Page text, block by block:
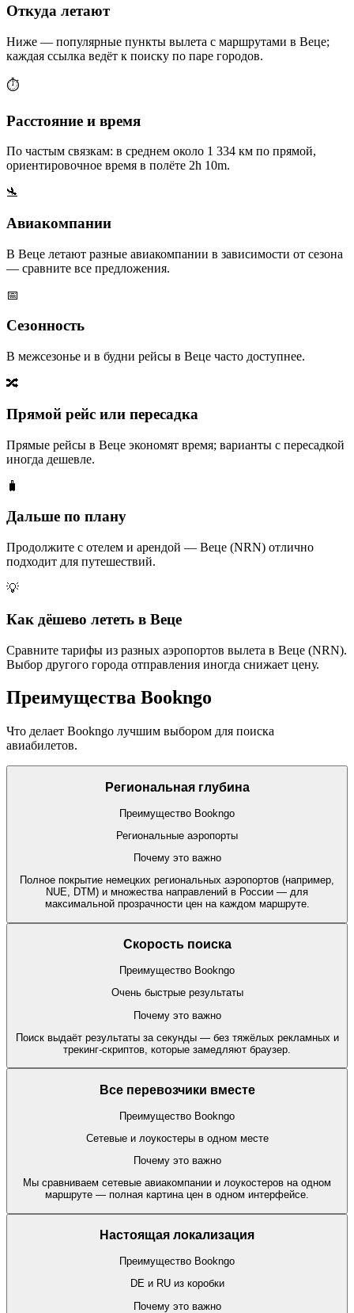
Откуда летают
Ниже — популярные пункты вылета с маршрутами в Веце;
каждая ссылка ведёт к поиску по паре городов.
⏱️
Расстояние и время
По частым связкам: в среднем около 1 334 км по прямой,
ориентировочное время в полёте 2h 10m.
🛬
Авиакомпании
В Веце летают разные авиакомпании в зависимости от сезона
— сравните все предложения.
📅
Сезонность
В межсезонье и в будни рейсы в Веце часто доступнее.
🔀
Прямой рейс или пересадка
Прямые рейсы в Веце экономят время; варианты с пересадкой
иногда дешевле.
🧳
Дальше по плану
Продолжите с отелем и арендой — Веце (NRN) отлично
подходит для путешествий.
💡
Как дёшево лететь в Веце
Сравните тарифы из разных аэропортов вылета в Веце (NRN).
Выбор другого города отправления иногда снижает цену.
Преимущества Bookngo
Что делает Bookngo лучшим выбором для поиска
авиабилетов.
Региональная глубина
Преимущество Bookngo
Региональные аэропорты
Почему это важно
Полное покрытие немецких региональных аэропортов (например,
NUE, DTM) и множества направлений в России — для
максимальной прозрачности цен на каждом маршруте.
Скорость поиска
Преимущество Bookngo
Очень быстрые результаты
Почему это важно
Поиск выдаёт результаты за секунды — без тяжёлых рекламных и
трекинг-скриптов, которые замедляют браузер.
Все перевозчики вместе
Преимущество Bookngo
Сетевые и лоукостеры в одном месте
Почему это важно
Мы сравниваем сетевые авиакомпании и лоукостеров на одном
маршруте — полная картина цен в одном интерфейсе.
Настоящая локализация
Преимущество Bookngo
DE и RU из коробки
Почему это важно